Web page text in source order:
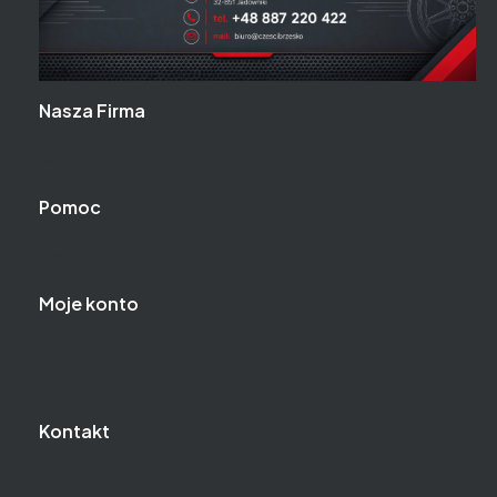
Linki w stopce
Nasza Firma
Pomoc
Moje konto
Kontakt